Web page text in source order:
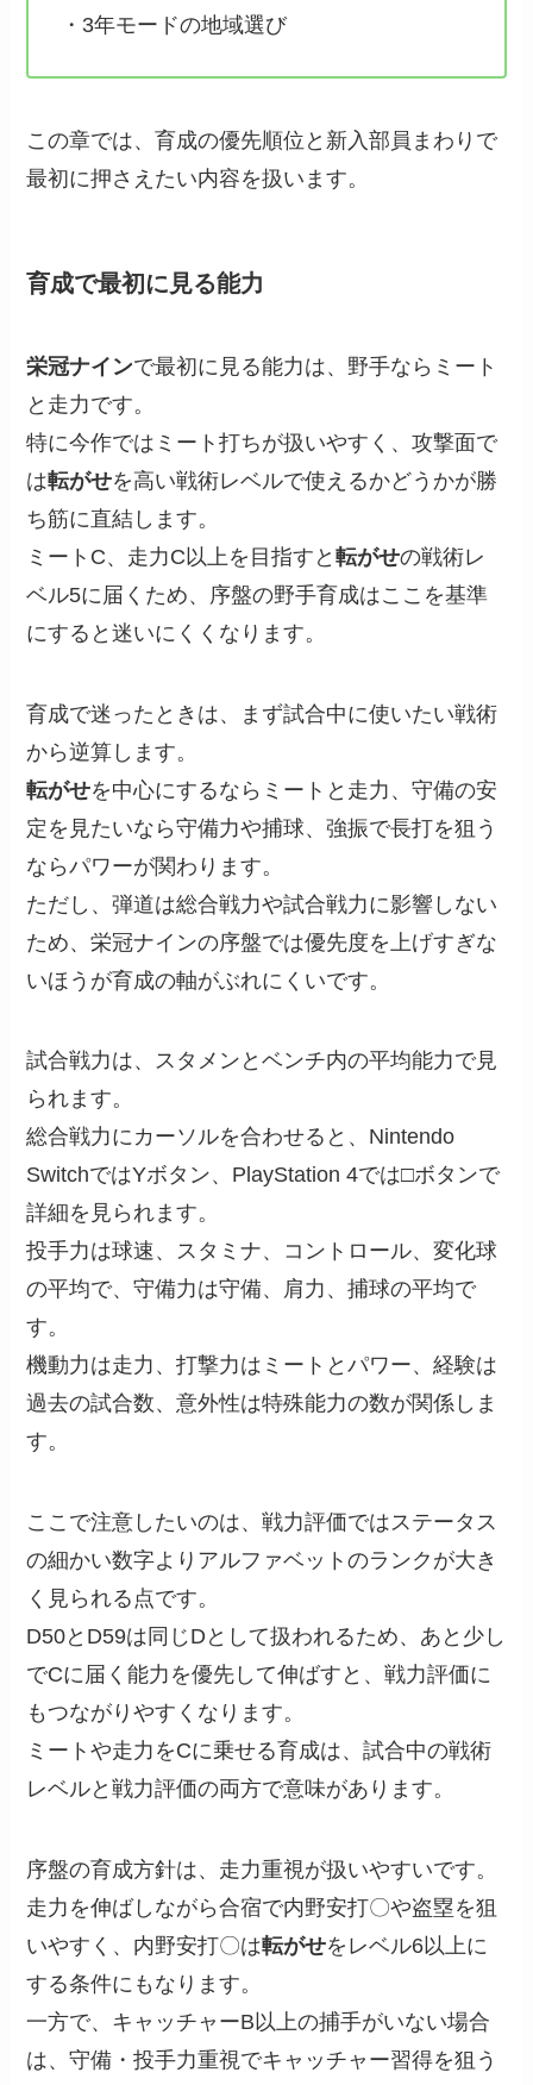
・3年モードの地域選び
この章では、育成の優先順位と新入部員まわりで
最初に押さえたい内容を扱います。
育成で最初に見る能力
栄冠ナインで最初に見る能力は、野手ならミート
と走力です。
特に今作ではミート打ちが扱いやすく、攻撃面で
は転がせを高い戦術レベルで使えるかどうかが勝
ち筋に直結します。
ミートC、走力C以上を目指すと転がせの戦術レ
ベル5に届くため、序盤の野手育成はここを基準
にすると迷いにくくなります。
育成で迷ったときは、まず試合中に使いたい戦術
から逆算します。
転がせを中心にするならミートと走力、守備の安
定を見たいなら守備力や捕球、強振で長打を狙う
ならパワーが関わります。
ただし、弾道は総合戦力や試合戦力に影響しない
ため、栄冠ナインの序盤では優先度を上げすぎな
いほうが育成の軸がぶれにくいです。
試合戦力は、スタメンとベンチ内の平均能力で見
られます。
総合戦力にカーソルを合わせると、Nintendo
SwitchではYボタン、PlayStation 4では□ボタンで
詳細を見られます。
投手力は球速、スタミナ、コントロール、変化球
の平均で、守備力は守備、肩力、捕球の平均で
す。
機動力は走力、打撃力はミートとパワー、経験は
過去の試合数、意外性は特殊能力の数が関係しま
す。
ここで注意したいのは、戦力評価ではステータス
の細かい数字よりアルファベットのランクが大き
く見られる点です。
D50とD59は同じDとして扱われるため、あと少し
でCに届く能力を優先して伸ばすと、戦力評価に
もつながりやすくなります。
ミートや走力をCに乗せる育成は、試合中の戦術
レベルと戦力評価の両方で意味があります。
序盤の育成方針は、走力重視が扱いやすいです。
走力を伸ばしながら合宿で内野安打〇や盗塁を狙
いやすく、内野安打〇は転がせをレベル6以上に
する条件にもなります。
一方で、キャッチャーB以上の捕手がいない場合
は、守備・投手力重視でキャッチャー習得を狙う